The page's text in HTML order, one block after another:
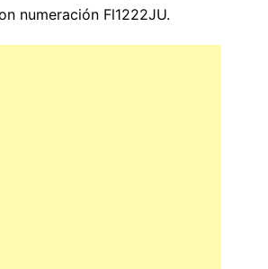
numeración Fl1222JU.